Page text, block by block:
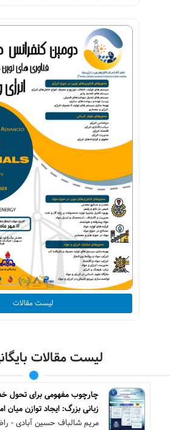
لیست مقالات
لیست مقالات
چارچوب مفهومی برای تحول
زبانی بزرگ: ایجاد توازن
مریم شالباف حسین آبادی -